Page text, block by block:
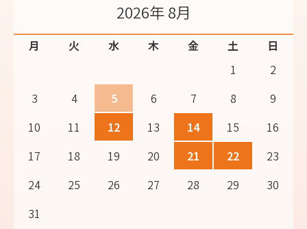
2026年 8月
月 火 水 木 金 土
日
1
2
3
4 5 6 7 8
9
10
11 12 13 14 15
16
17
18 19 20 21 22
23
24
25 26 27 28 29
30
31